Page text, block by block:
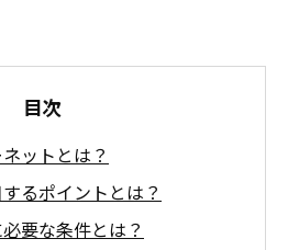
目次
ットとは？
るポイントとは？
要な条件とは？